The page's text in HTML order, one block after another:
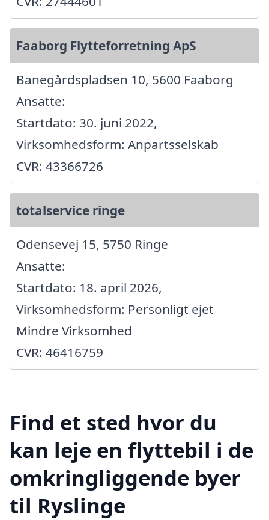
Faaborg Flytteforretning ApS
Banegårdspladsen 10, 5600 Faaborg
Ansatte:
Startdato: 30. juni 2022,
Virksomhedsform: Anpartsselskab
CVR: 43366726
totalservice ringe
Odensevej 15, 5750 Ringe
Ansatte:
Startdato: 18. april 2026,
Virksomhedsform: Personligt ejet
Mindre Virksomhed
CVR: 46416759
Find et sted hvor du
kan leje en flyttebil i de
omkringliggende byer
til Ryslinge